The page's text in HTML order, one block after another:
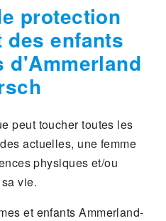
protection
des enfants
peut toucher toutes les
actuelles, une femme
physiques et/ou
vie.
et enfants Ammerland-